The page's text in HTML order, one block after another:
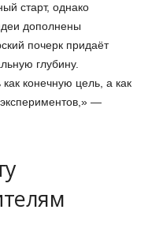
старт, однако
дополнены
почерк придаёт
глубину.
конечную цель, а как
—